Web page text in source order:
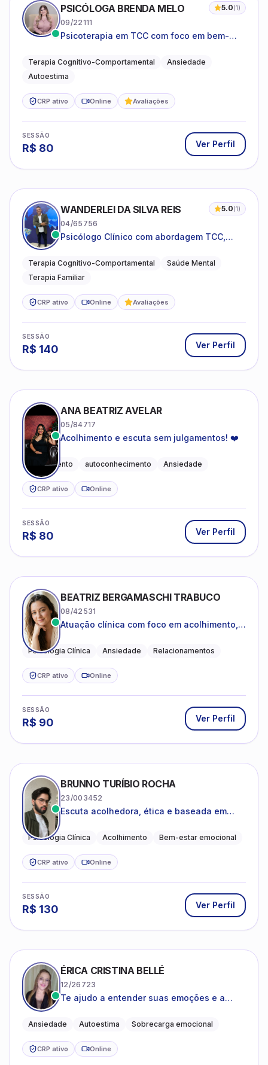
PSICÓLOGA BRENDA MELO 5.0(1)
09/22111
Psicoterapia em TCC com foco em bem-
o cotidiano
Terapia Cognitivo-Comportamental
Ansiedade
Autoestima
CRP ativo Online Avaliações
SESSÃO
R$ 80 Ver Perfil
WANDERLEI DA SILVA REIS 5.0(1)
04/65756
Psicólogo Clínico com abordagem TCC,
sistêmica
Terapia Cognitivo-Comportamental
Saúde Mental
Terapia Familiar
CRP ativo Online Avaliações
SESSÃO
R$ 140 Ver Perfil
ANA BEATRIZ AVELAR
05/84717
Acolhimento e escuta sem julgamentos! ❤️
Acolhimento autoconhecimento Ansiedade
CRP ativo Online
SESSÃO
R$ 80 Ver Perfil
BEATRIZ BERGAMASCHI TRABUCO
08/42531
Atuação clínica com foco em acolhimento,
Psicologia Clínica Ansiedade Relacionamentos
CRP ativo Online
SESSÃO
R$ 90 Ver Perfil
BRUNNO TURÍBIO ROCHA
23/003452
Escuta acolhedora, ética e baseada em
Psicologia Clínica Acolhimento Bem-estar emocional
CRP ativo Online
SESSÃO
R$ 130 Ver Perfil
ÉRICA CRISTINA BELLÉ
12/26723
Te ajudo a entender suas emoções e a
que você está vivendo
Ansiedade Autoestima Sobrecarga emocional
CRP ativo Online